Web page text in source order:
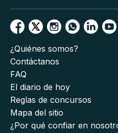
¿Quiénes somos?
Contáctanos
FAQ
El diario de hoy
Reglas de concursos
Mapa del sitio
¿Por qué confiar en